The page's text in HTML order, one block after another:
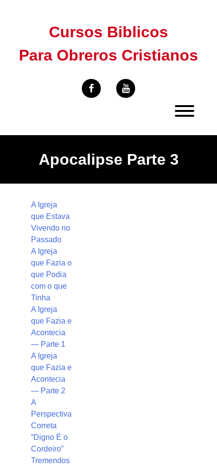
Cursos Biblicos
Para Obreros Cristianos
Apocalipse Parte 3
A Igreja
que Estava
Vivendo no
Passado
A Igreja
que Fazia o
que Podia
com o que
Tinha
A Igreja
que Fazia e
Acontecia
— Parte 1
A Igreja
que Fazia e
Acontecia
— Parte 2
A
Perspectiva
Correta
“Digno É o
Cordeiro”
Tremendos